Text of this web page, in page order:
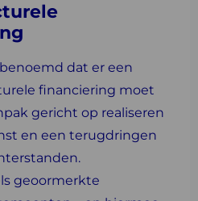
dat er een
financiering moet
gericht op realiseren
en een terugdringen
geoormerkte